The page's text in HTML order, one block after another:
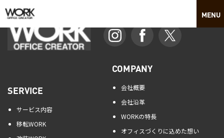
SERVICE
サービス内容
移転WORK
COMPANY
会社概要
会社沿革
WORKの特長
オフィスづくりに込めた想い